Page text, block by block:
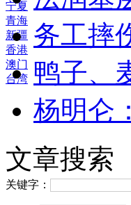
宁夏
青海
新疆
香港
澳门
台湾
务工摔
鸭子、
杨明仑
文章搜索
关键字：